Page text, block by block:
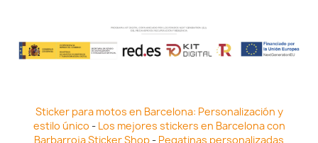
Sticker para motos en Barcelona: Personalización y
estilo único - Los mejores stickers en Barcelona con
Barbarroja Sticker Shop- Pegatinas personalizadas